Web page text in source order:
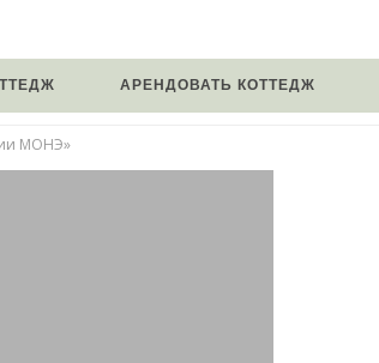
АРЕНДОВАТЬ КОТТЕДЖ
МОНЭ»